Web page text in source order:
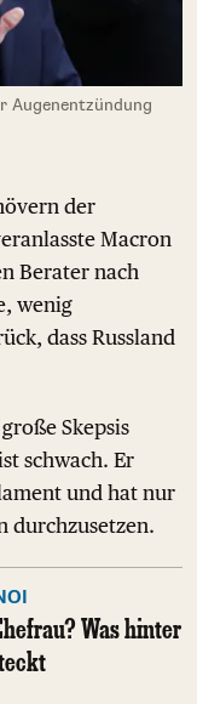
Augenentzündung
der
Macron
Berater nach
wenig
dass Russland
Skepsis
schwach. Er
und hat nur
durchzusetzen.
Was hinter